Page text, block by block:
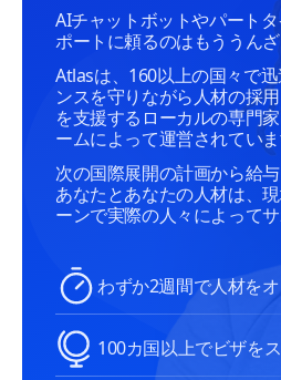
AIチャットボットやパート
ポートに頼るのはもううん
Atlasは、160以上の国々で
ンスを守りながら人材の採
を支援するローカルの専門
ームによって運営されていま
次の国際展開の計画から給与
あなたとあなたの人材は、
ーンで実際の人々によってサ
わずか2週間で人材を
100カ国以上でビザを